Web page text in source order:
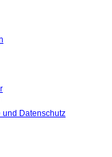
und Datenschutz